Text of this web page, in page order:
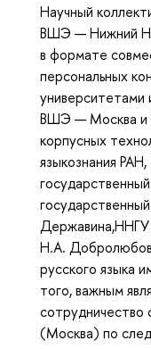
Научный
ВШЭ — Нижний
в формате
персональных
ВШЭ — Москва и
корпусных
языкознания
Н.А.
русского языка
того, важным
(Москва) по